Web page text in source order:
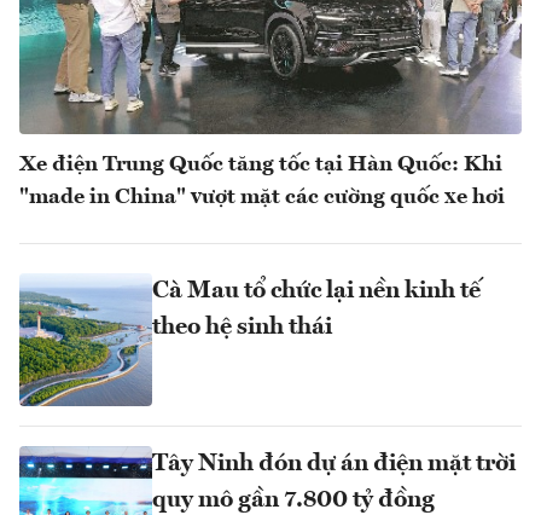
Xe điện Trung Quốc tăng tốc tại Hàn Quốc: Khi
"made in China" vượt mặt các cường quốc xe hơi
Cà Mau tổ chức lại nền kinh tế
theo hệ sinh thái
Tây Ninh đón dự án điện mặt trời
quy mô gần 7.800 tỷ đồng